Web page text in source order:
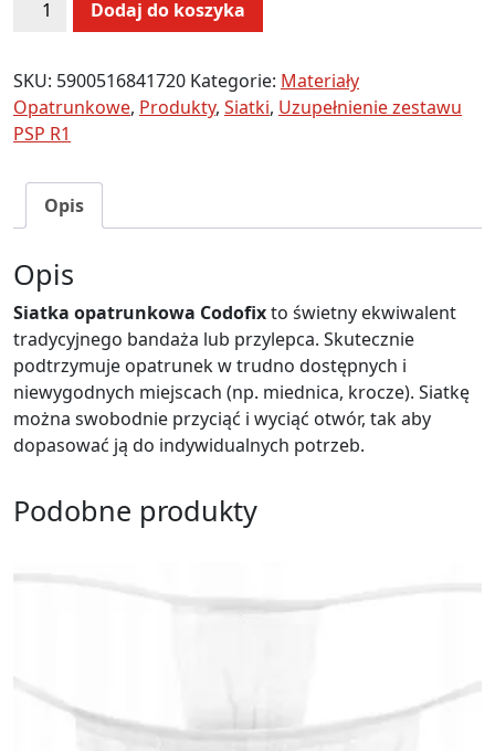
Codofix
nr
10
Dodaj do koszyka
SKU: 5900516841720 Kategorie: Materiały
Opatrunkowe, Produkty, Siatki, Uzupełnienie zestawu
PSP R1
Opis
Opis
Siatka opatrunkowa Codofixto świetny ekwiwalent
tradycyjnego bandaża lub przylepca. Skutecznie
podtrzymuje opatrunek w trudno dostępnych i
niewygodnych miejscach (np. miednica, krocze). Siatkę
można swobodnie przyciąć i wyciąć otwór, tak aby
dopasować ją do indywidualnych potrzeb.
Podobne produkty